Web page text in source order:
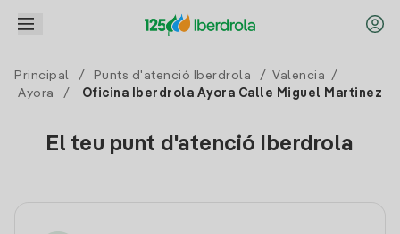
Principal / Punts d'atenció Iberdrola / Valencia
/
Ayora
/ Oficina Iberdrola Ayora Calle Miguel Martinez
El teu punt d'atenció Iberdrola